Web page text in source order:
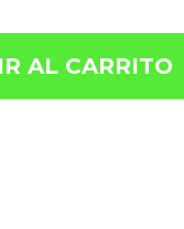
AL CARRITO